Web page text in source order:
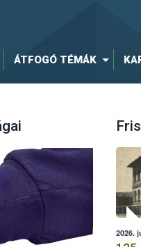
ÁTFOGÓ TÉMÁK
2026.